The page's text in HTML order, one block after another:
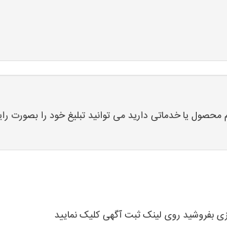
یا خدماتی دارید می توانید تبلیغ خود را بصورت
بفروشید روی لینک ثبت آگهی کلیک نمایید